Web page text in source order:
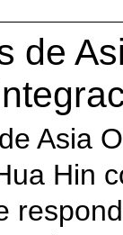
de
Asia
Hin